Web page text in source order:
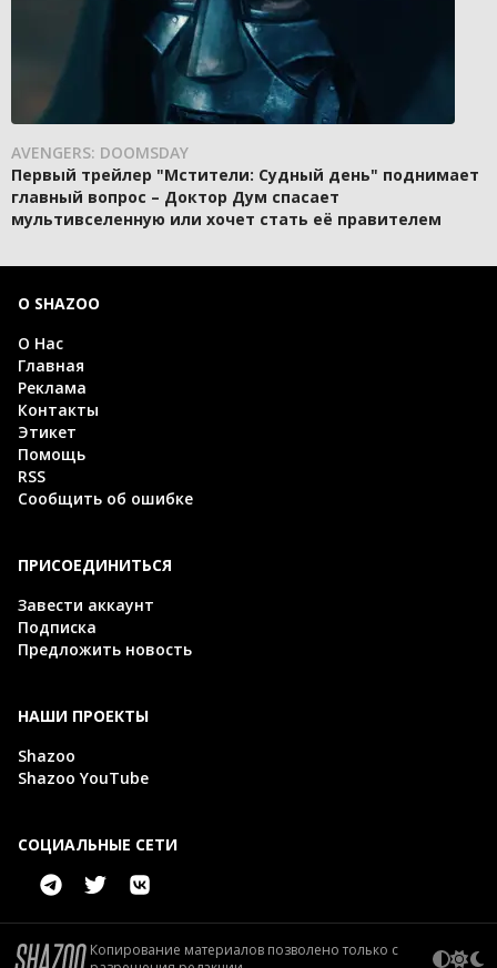
AVENGERS: DOOMSDAY
Первый трейлер "Мстители: Судный день" поднимает
главный вопрос – Доктор Дум спасает
мультивселенную или хочет стать её правителем
О SHAZOO
О Нас
Главная
Реклама
Контакты
Этикет
Помощь
RSS
Сообщить об ошибке
ПРИСОЕДИНИТЬСЯ
Завести аккаунт
Подписка
Предложить новость
НАШИ ПРОЕКТЫ
Shazoo
Shazoo YouTube
СОЦИАЛЬНЫЕ СЕТИ
Копирование материалов позволено только с